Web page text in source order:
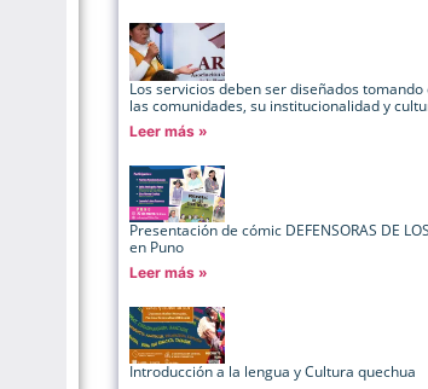
Los servicios deben ser diseñados tomando
las comunidades, su institucionalidad y
Leer más »
Presentación de cómic DEFENSORAS DE
en Puno
Leer más »
Introducción a la lengua y Cultura quechua